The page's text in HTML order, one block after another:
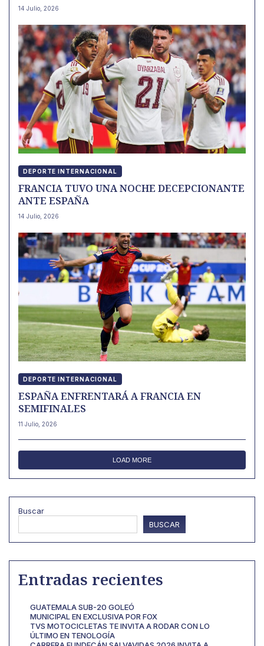
14 Julio, 2026
DEPORTE INTERNACIONAL
FRANCIA TUVO UNA NOCHE DECEPCIONANTE
ANTE ESPAÑA
14 Julio, 2026
DEPORTE INTERNACIONAL
ESPAÑA ENFRENTARÁ A FRANCIA EN
SEMIFINALES
11 Julio, 2026
LOAD MORE
Buscar
BUSCAR
Entradas recientes
GUATEMALA SUB-20 GOLEÓ
MUNICIPAL EN EXCLUSIVA POR FOX
TVS MOTOCICLETAS TE INVITA A RODAR CON LO
ÚLTIMO EN TENOLOGÍA